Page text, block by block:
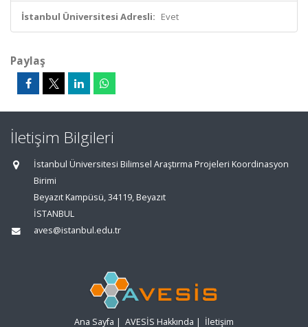
İstanbul Üniversitesi Adresli: Evet
Paylaş
İletişim Bilgileri
İstanbul Üniversitesi Bilimsel Araştırma Projeleri Koordinasyon
Birimi
Beyazıt Kampüsü, 34119, Beyazıt
İSTANBUL
aves@istanbul.edu.tr
Ana Sayfa | AVESİS Hakkında | İletişim